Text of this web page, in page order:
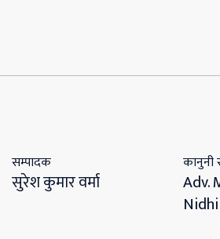
सम्पादक
सुरेश कुमार वर्मा
कानुनी
Adv.
Nidhi